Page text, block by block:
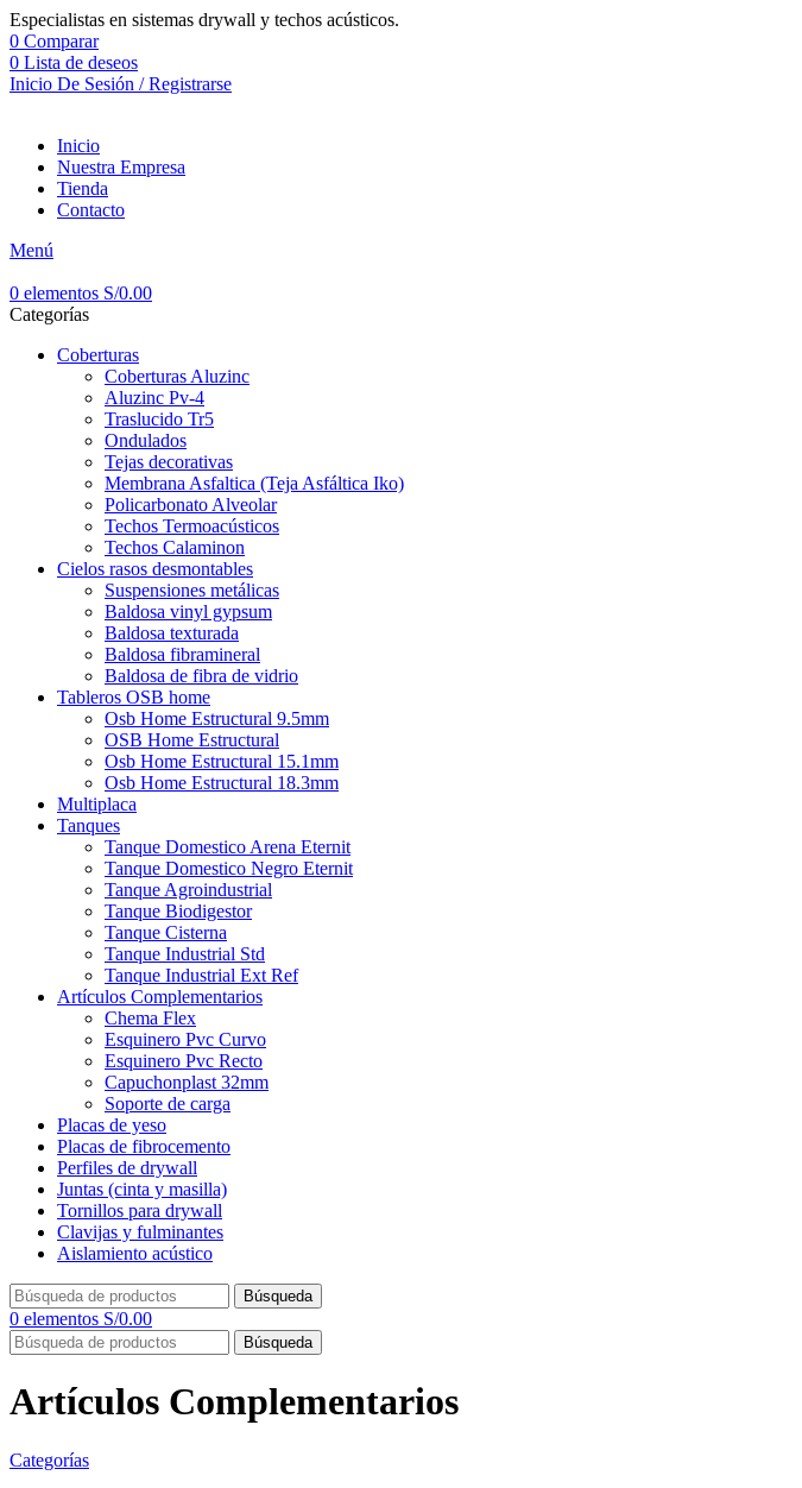
Especialistas en sistemas drywall y techos acústicos.
0 Comparar
0 Lista de deseos
Inicio De Sesión / Registrarse
Inicio
Nuestra Empresa
Tienda
Contacto
Menú
0 elementos S/0.00
Categorías
Coberturas
Coberturas Aluzinc
Aluzinc Pv-4
Traslucido Tr5
Ondulados
Tejas decorativas
Membrana Asfaltica (Teja Asfáltica Iko)
Policarbonato Alveolar
Techos Termoacústicos
Techos Calaminon
Cielos rasos desmontables
Suspensiones metálicas
Baldosa vinyl gypsum
Baldosa texturada
Baldosa fibramineral
Baldosa de fibra de vidrio
Tableros OSB home
Osb Home Estructural 9.5mm
OSB Home Estructural
Osb Home Estructural 15.1mm
Osb Home Estructural 18.3mm
Multiplaca
Tanques
Tanque Domestico Arena Eternit
Tanque Domestico Negro Eternit
Tanque Agroindustrial
Tanque Biodigestor
Tanque Cisterna
Tanque Industrial Std
Tanque Industrial Ext Ref
Artículos Complementarios
Chema Flex
Esquinero Pvc Curvo
Esquinero Pvc Recto
Capuchonplast 32mm
Soporte de carga
Placas de yeso
Placas de fibrocemento
Perfiles de drywall
Juntas (cinta y masilla)
Tornillos para drywall
Clavijas y fulminantes
Aislamiento acústico
Búsqueda
0 elementos S/0.00
Búsqueda
Artículos Complementarios
Categorías